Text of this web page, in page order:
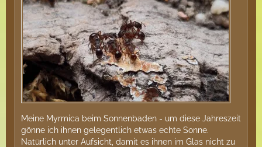
Meine Myrmica beim Sonnenbaden - um diese Jahreszeit
gönne ich ihnen gelegentlich etwas echte Sonne.
Natürlich unter Aufsicht, damit es ihnen im Glas nicht zu